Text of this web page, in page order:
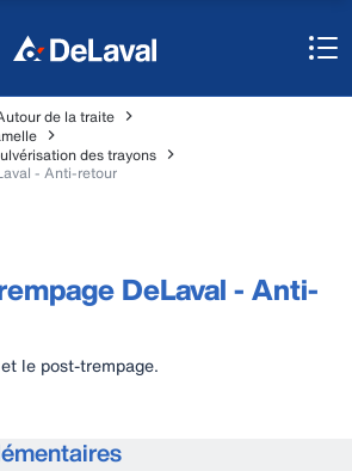
de la traite
des trayons
- Anti-retour
DeLaval - Anti-
le post-trempage.